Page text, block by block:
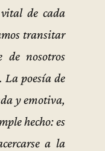
de cada
transitar
de nosotros
La poesía de
y emotiva,
hecho: es
a la